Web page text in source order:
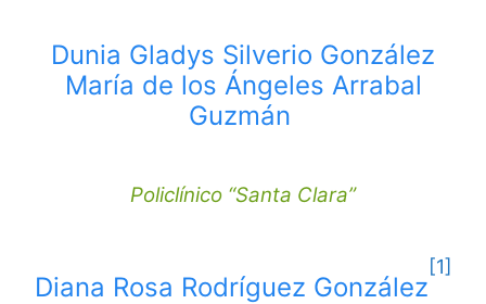
Dunia Gladys Silverio González
María de los Ángeles Arrabal
Guzmán
Policlínico “Santa Clara”
Diana Rosa Rodríguez González
[1]